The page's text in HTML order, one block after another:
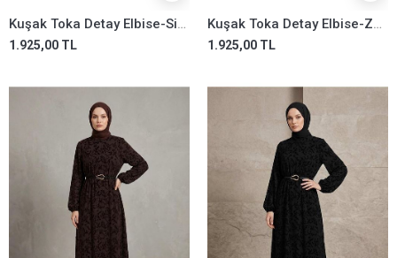
Kuşak Toka Detay Elbise-Siyah
1.925,00 TL
Kuşak Toka Detay Elbise-Zümrüt Yeşili
1.925,00 TL